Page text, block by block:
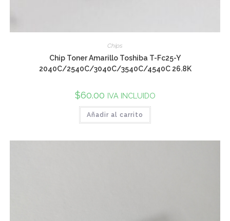
Chips
Chip Toner Amarillo Toshiba T-Fc25-Y
2040C/2540C/3040C/3540C/4540C 26.8K
$60.00 IVA INCLUIDO
Añadir al carrito